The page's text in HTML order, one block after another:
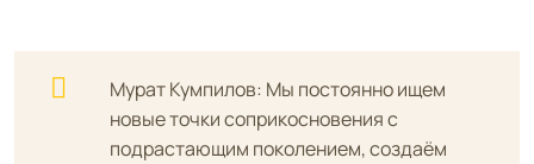
Мурат Кумпилов: Мы постоянно ищем
новые точки соприкосновения с
подрастающим поколением, создаём